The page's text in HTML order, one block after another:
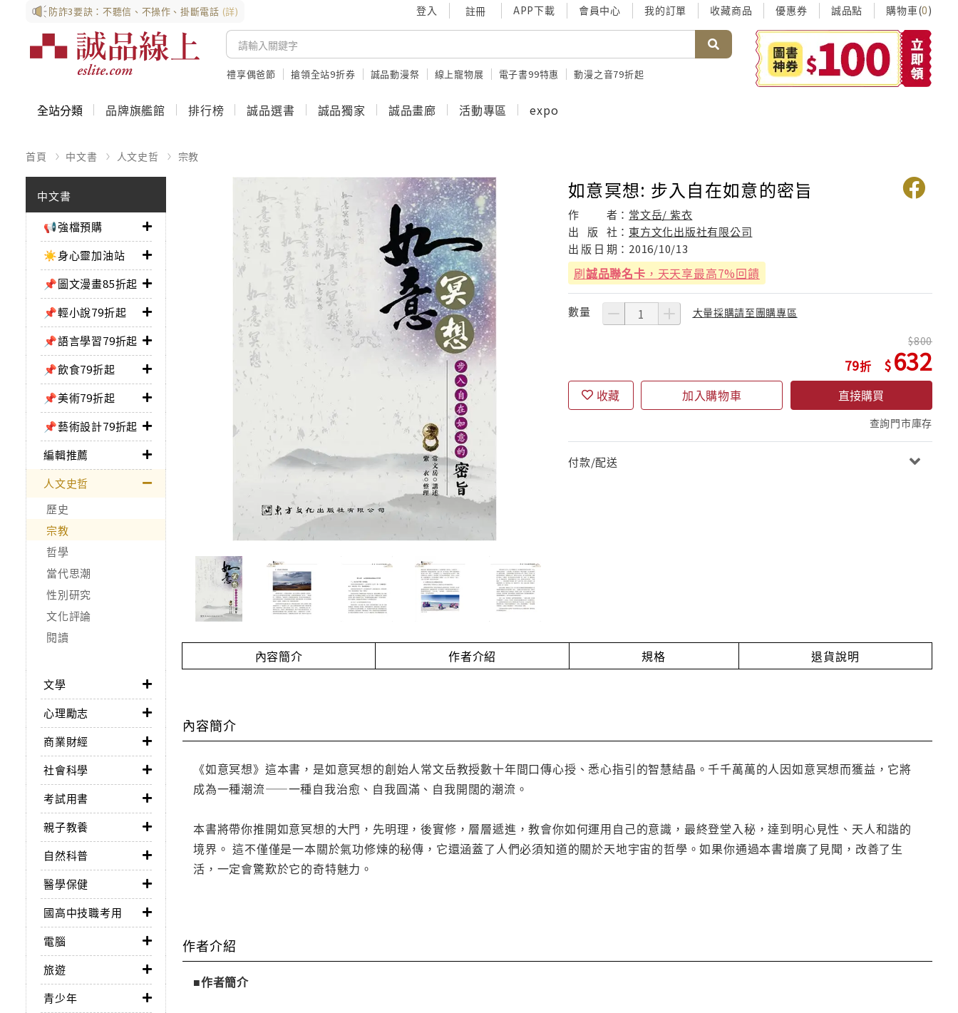
防詐3要訣：不聽信、不操作、掛斷電話 (詳) 登入 註冊 APP下載 會員中心 我的訂單 收藏商品 優惠券 誠品點 購物車(0)
禮享偶爸節 搶領全站9折券 誠品動漫祭 線上寵物展 電子書99特惠 動漫之音79折起
全站分類 品牌旗艦館 排行榜 誠品選書 誠品獨家 誠品畫廊 活動專區 expo
首頁 中文書 人文史哲 宗教
中文書
📢強檔預購
☀️身心靈加油站
📌圖文漫畫85折起
📌輕小說79折起
📌語言學習79折起
📌飲食79折起
📌美術79折起
📌藝術設計79折起
編輯推薦
人文史哲
歷史
宗教
哲學
當代思潮
性別研究
文化評論
閱讀
文學
心理勵志
商業財經
社會科學
考試用書
親子教養
自然科普
醫學保健
國高中技職考用
電腦
旅遊
青少年
如意冥想: 步入自在如意的密旨
作 者： 常文岳/ 紫衣
出
版 社： 東方文化出版社有限公司
出 版 日 期： 2016/10/13
刷誠品聯名卡 ，天天享最高7%回饋
數量 大量採購請至團購專區
79
800
632
收藏 加入購物車 直接購買
查詢門市庫存
付款/配送
內容簡介 作者介紹 規格 退貨說明
內容簡介
《如意冥想》這本書，是如意冥想的創始人常文岳教授數十年間口傳心授、悉心指引的智慧結晶。千千萬萬的人因如意冥想而獲益，它將
成為一種潮流——一種自我治愈、自我圓滿、自我開闊的潮流。
本書將帶你推開如意冥想的大門，先明理，後實修，層層遞進，教會你如何運用自己的意識，最終登堂入秘，達到明心見性、天人和諧的
境界。 這不僅僅是一本關於氣功修煉的秘傳，它還涵蓋了人們必須知道的關於天地宇宙的哲學。如果你通過本書增廣了見聞，改善了生
活，一定會驚歎於它的奇特魅力。
作者介紹
■作者簡介